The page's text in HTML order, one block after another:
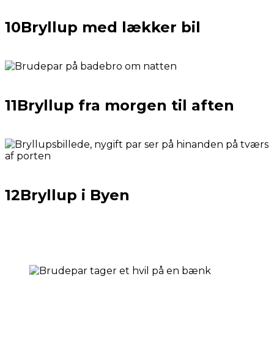
10Bryllup med lækker bil
11Bryllup fra morgen til aften
12Bryllup i Byen